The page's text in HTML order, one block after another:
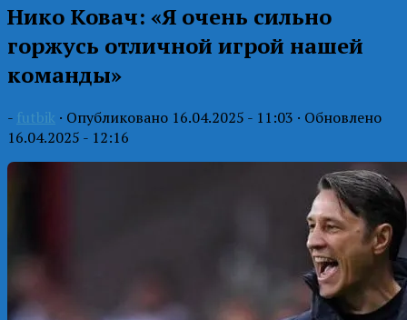
Нико Ковач: «Я очень сильно
горжусь отличной игрой нашей
команды»
- futbik · Опубликовано 16.04.2025 - 11:03 · Обновлено
16.04.2025 - 12:16